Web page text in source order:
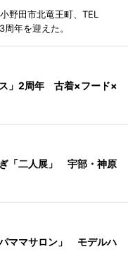
野田市北竜王町、TEL
年を迎えた。
」2周年 古着×フード×
「二人展」 宇部・神原
ママサロン」 モデルハ